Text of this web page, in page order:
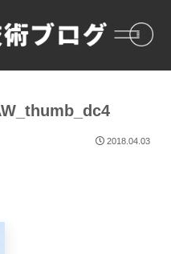
2018.04.03